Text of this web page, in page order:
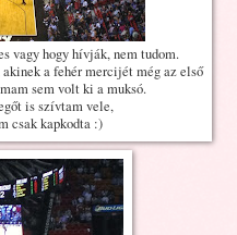
vagy hogy hívják, nem tudom.
a fehér mercijét még az első
sem volt ki a muksó.
is szívtam vele,
csak kapkodta :)